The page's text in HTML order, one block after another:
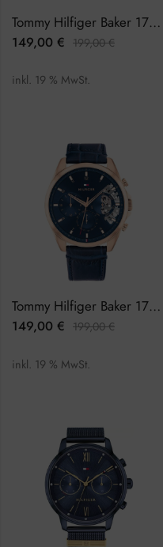
Tommy Hilfiger Baker 1710449 Herrenuhr
149,00 € 199,00€
inkl. 19 % MwSt.
Tommy Hilfiger Baker 1710451 Herrenuhr
149,00 € 199,00€
inkl. 19 % MwSt.